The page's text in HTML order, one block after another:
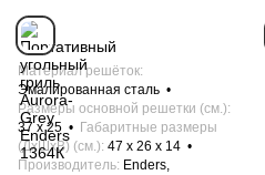
Материал решёток
Эмалированная сталь
Размеры основной решетки (см.)
37 х 25
Габаритные размеры
(ДхШхВ) (см.) 47 х 26 x 14
Производитель Enders,